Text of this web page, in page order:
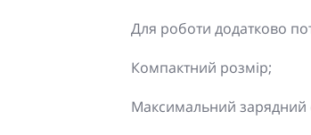
Для роботи додатково
Компактний розмір;
Максимальний зарядний